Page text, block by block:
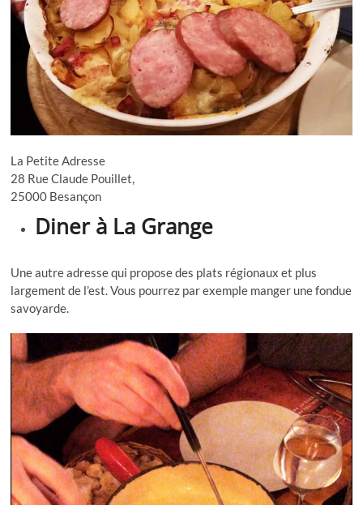
La Petite Adresse
28 Rue Claude Pouillet,
25000 Besançon
Diner à La Grange
Une autre adresse qui propose des plats régionaux et plus
largement de l’est. Vous pourrez par exemple manger une fondue
savoyarde.